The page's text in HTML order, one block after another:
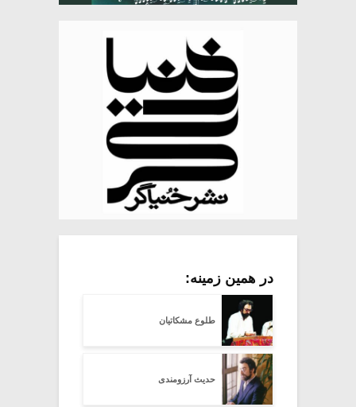
در همین زمینه:
طلوع مشکاتیان
حدیث آرزومندی